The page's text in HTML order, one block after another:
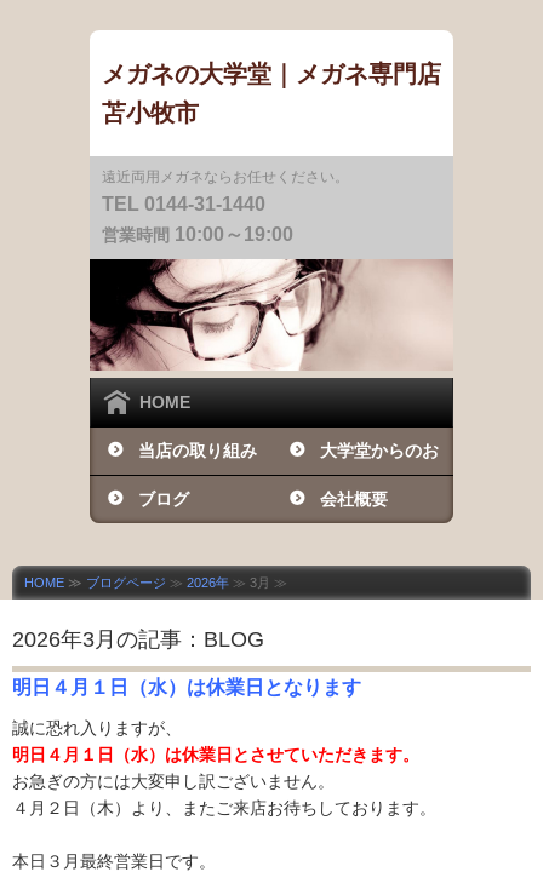
メガネの大学堂｜メガネ専門店
苫小牧市
遠近両用メガネならお任せください。
TEL 0144-31-1440
営業時間 10:00～19:00
HOME
当店の取り組み 大学堂からのお
知らせ
ブログ 会社概要
HOME ≫ ブログページ ≫ 2026年 ≫ 3月 ≫
2026年3月の記事：BLOG
明日４月１日（水）は休業日となります
誠に恐れ入りますが、
明日４月１日（水）は休業日とさせていただきます。
お急ぎの方には大変申し訳ございません。
４月２日（木）より、またご来店お待ちしております。
本日３月最終営業日です。